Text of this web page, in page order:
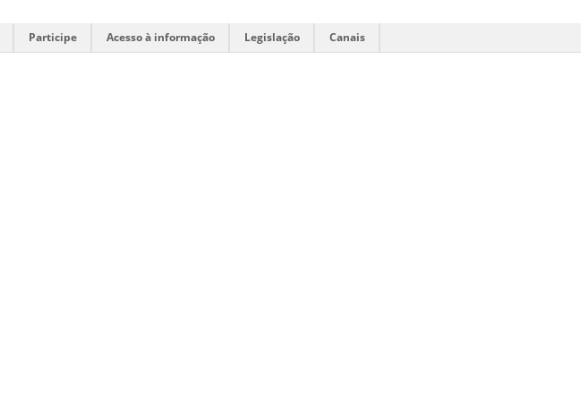
Participe Acesso à informação Legislação Canais